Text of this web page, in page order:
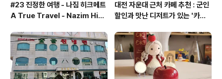
#23 진정한 여행 - 나짐 히크메트
A True Travel - Nazim Hik
대전 자운대 근처 카페 추천 : 군인
할인과 맛난 디저트가 있는 '카페